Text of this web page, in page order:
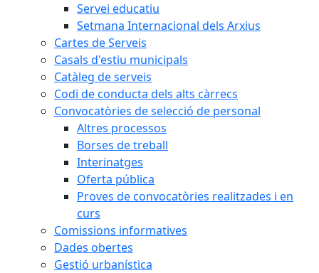
Servei educatiu
Setmana Internacional dels Arxius
Cartes de Serveis
Casals d'estiu municipals
Catàleg de serveis
Codi de conducta dels alts càrrecs
Convocatòries de selecció de personal
Altres processos
Borses de treball
Interinatges
Oferta pública
Proves de convocatòries realitzades i en
curs
Comissions informatives
Dades obertes
Gestió urbanística